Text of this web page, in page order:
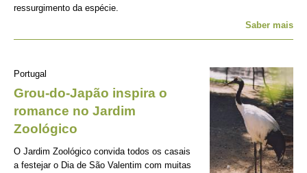
ressurgimento da espécie.
Saber mais
Portugal
Grou-do-Japão inspira o
romance no Jardim
Zoológico
O Jardim Zoológico convida todos os casais
a festejar o Dia de São Valentim com muitas